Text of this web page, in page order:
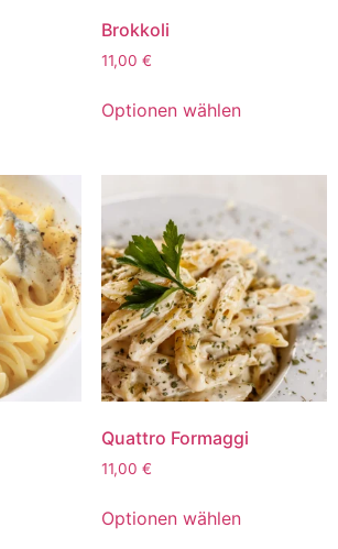
Brokkoli
11,00 €
Optionen wählen
Quattro Formaggi
11,00 €
Optionen wählen